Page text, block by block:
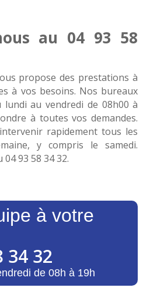
au 04 93 58
propose des prestations à
à vos besoins. Nos bureaux
au vendredi de 08h00 à
à toutes vos demandes.
rapidement tous les
y compris le samedi.
04 93 58 34 32.
à votre
34 32
de 08h à 19h